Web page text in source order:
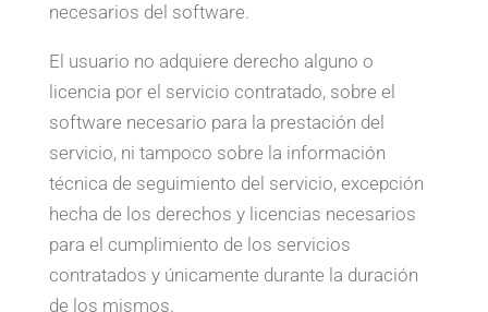
necesarios del software.
El usuario no adquiere derecho alguno o
licencia por el servicio contratado, sobre el
software necesario para la prestación del
servicio, ni tampoco sobre la información
técnica de seguimiento del servicio, excepción
hecha de los derechos y licencias necesarios
para el cumplimiento de los servicios
contratados y únicamente durante la duración
de los mismos.